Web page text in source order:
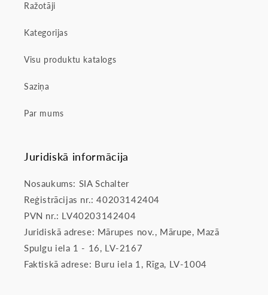
Ražotāji
Kategorijas
Visu produktu katalogs
Saziņa
Par mums
Juridiskā informācija
Nosaukums: SIA Schalter
Reģistrācijas nr.: 40203142404
PVN nr.: LV40203142404
Juridiskā adrese: Mārupes nov., Mārupe, Mazā
Spulgu iela 1 - 16, LV-2167
Faktiskā adrese: Buru iela 1, Rīga, LV-1004